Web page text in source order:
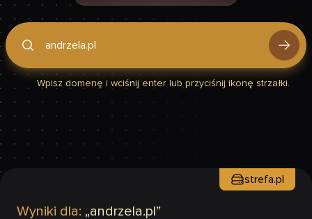
Podaj domenę, by sprawdzić, czy Twoja strona jest szybka
Wpisz domenę i wciśnij enter lub przyciśnij ikonę strzałki.
Wyniki dla: „andrzela.pl ”
strefa.pl